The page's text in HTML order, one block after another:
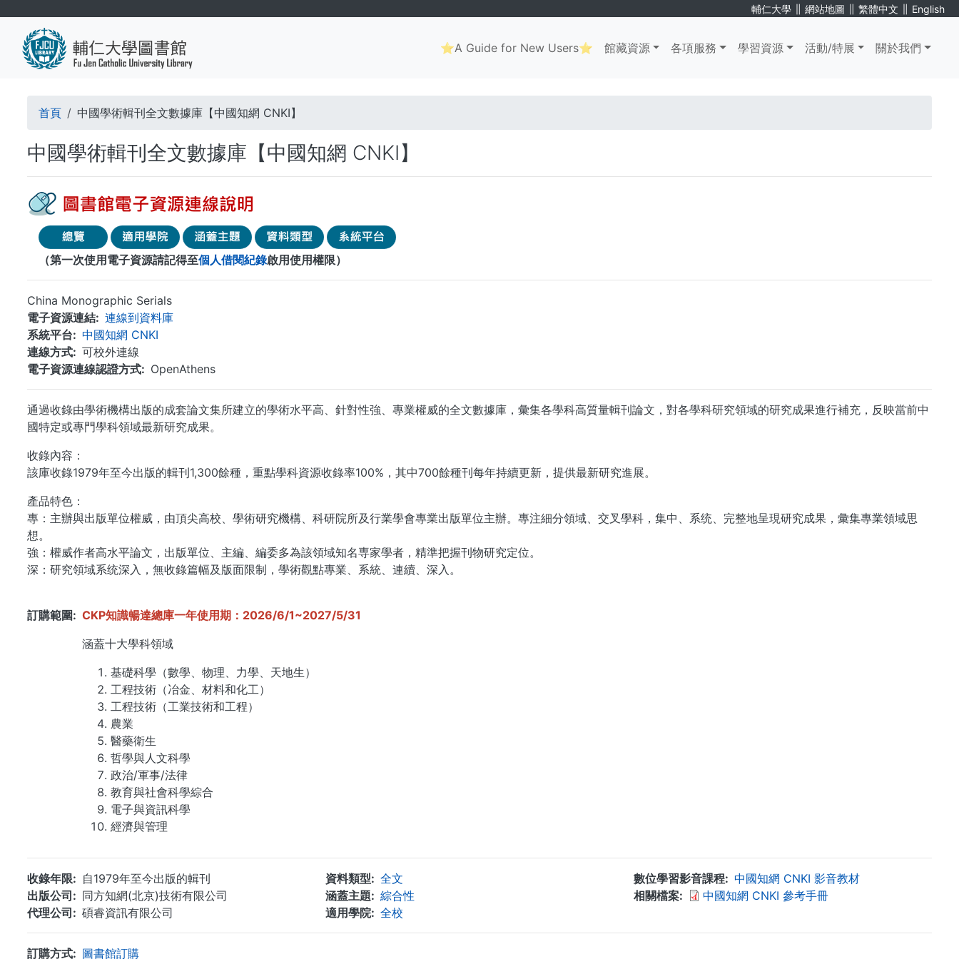
輔仁大學 ∥ 網站地圖 ∥ 繁體中文 ∥ English
Main
navigation
⭐A Guide for New Users⭐ 館藏資源 各項服務 學習資源 活動/特展 關於我們
導
航
連
結
首頁 中國學術輯刊全文數據庫【中國知網 CNKI】
中國學術輯刊全文數據庫【中國知網 CNKI】
（第一次使用電子資源請記得至個人借閱紀錄啟用使用權限）
China Monographic Serials
電子資源連結
連線到資料庫
系統平台
中國知網 CNKI
連線方式
可校外連線
電子資源連線認證方式
OpenAthens
通過收錄由學術機構出版的成套論文集所建立的學術水平高、針對性強、專業權威的全文數據庫，彙集各學科高質量輯刊論文，對各學科研究領域的研究成果進行補充，反映當前中
國特定或專門學科領域最新研究成果。
收錄內容：
該庫收錄1979年至今出版的輯刊1,300餘種，重點學科資源收錄率100%，其中700餘種刊每年持續更新，提供最新研究進展。
產品特色：
專：主辦與出版單位權威，由頂尖高校、學術研究機構、科研院所及行業學會專業出版單位主辦。專注細分領域、交叉學科，集中、系统、完整地呈現研究成果，彙集專業領域思
想。
強：權威作者高水平論文，出版單位、主編、編委多為該領域知名専家學者，精準把握刊物研究定位。
深：研究領域系统深入，無收錄篇幅及版面限制，學術觀點專業、系統、連續、深入。
訂購範圍
CKP知識暢達總庫一年使用期：2026/6/1~2027/5/31
涵蓋十大學科領域
基礎科學（數學、物理、力學、天地生）
工程技術（冶金、材料和化工）
工程技術（工業技術和工程）
農業
醫藥衛生
哲學與人文科學
政治/軍事/法律
教育與社會科學綜合
電子與資訊科學
經濟與管理
收錄年限
自1979年至今出版的輯刊
出版公司
同方知網(北京)技術有限公司
代理公司
碩睿資訊有限公司
資料類型
全文
涵蓋主題
綜合性
適用學院
全校
數位學習影音課程
中國知網 CNKI 影音教材
相關檔案
中國知網 CNKI 參考手冊
訂購方式 圖書館訂購